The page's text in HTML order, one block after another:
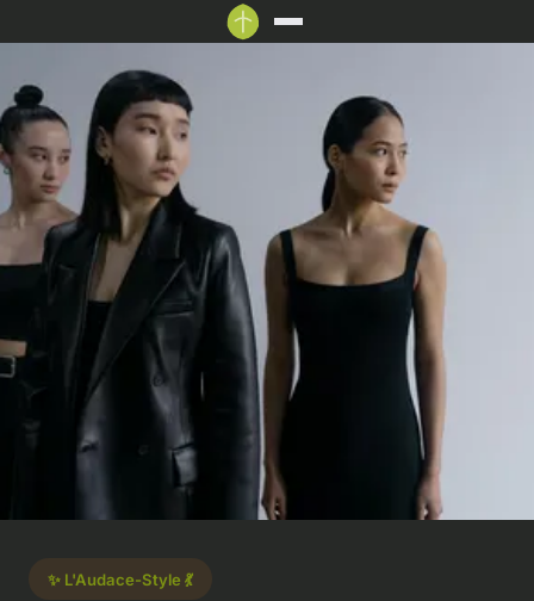
✨ L'Audace-Style 💃